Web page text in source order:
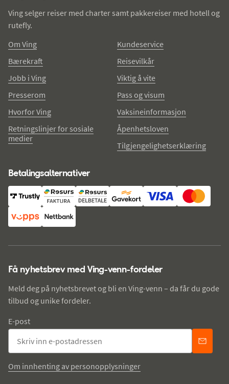
Ving selger reiser med charter samt pakkereiser med hotell og
rutefly.
Om Ving
Bærekraft
Jobb i Ving
Presserom
Hvorfor Ving
Retningslinjer for sosiale
medier
Kundeservice
Reisevilkår
Viktig å vite
Pass og visum
Vaksineinformasjon
Åpenhetsloven
Tilgjengelighetserklæring
Betalingsalternativer
Få nyhetsbrev med Ving-venn-fordeler
Meld deg på nyhetsbrevet og bli en Ving-venn – da får du gode
tilbud og unike fordeler.
E-post
Om innhenting av personopplysninger